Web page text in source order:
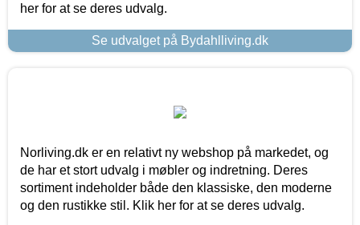
her for at se deres udvalg.
Se udvalget på Bydahlliving.dk
Norliving.dk er en relativt ny webshop på markedet, og
de har et stort udvalg i møbler og indretning. Deres
sortiment indeholder både den klassiske, den moderne
og den rustikke stil. Klik her for at se deres udvalg.